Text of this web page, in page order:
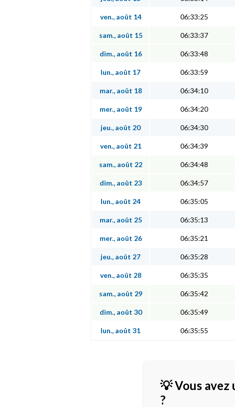
ven., août 14 06:33:25
sam., août 15 06:33:37
dim., août 16 06:33:48
lun., août 17 06:33:59
mar., août 18 06:34:10
mer., août 19 06:34:20
jeu., août 20 06:34:30
ven., août 21 06:34:39
sam., août 22 06:34:48
dim., août 23 06:34:57
lun., août 24 06:35:05
mar., août 25 06:35:13
mer., août 26 06:35:21
jeu., août 27 06:35:28
ven., août 28 06:35:35
sam., août 29 06:35:42
dim., août 30 06:35:49
lun., août 31 06:35:55
💡 Vous avez
?